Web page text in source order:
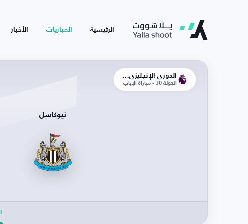
الرئيسية المباريات الأخبار
الجولة 30 - مباراة الإياب
نيوكاسل